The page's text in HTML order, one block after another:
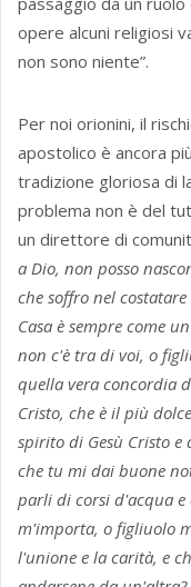
opere alcuni religiosi
non sono niente”.
Per noi orionini, il
apostolico è ancora
tradizione gloriosa di
problema non è del
un direttore di
a Dio, non posso
che soffro nel
Casa è sempre come
non c'è tra di voi, o
quella vera concordia
Cristo, che è il più
spirito di Gesù Cristo e
che tu mi dai buone
parli di corsi d'acqua e
m'importa, o figliuolo
l'unione e la carità, e